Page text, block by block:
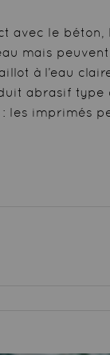
avec le
mais
à l’eau
abrasif
les imprimés